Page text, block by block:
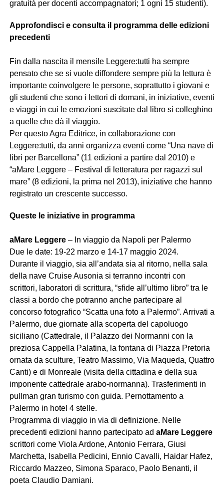
gratuità per docenti accompagnatori; 1 ogni 15 studenti).
Approfondisci e consulta il programma delle edizioni
precedenti
Fin dalla nascita il mensile Leggere:tutti ha sempre
pensato che se si vuole diffondere sempre più la lettura è
importante coinvolgere le persone, soprattutto i giovani e
gli studenti che sono i lettori di domani, in iniziative, eventi
e viaggi in cui le emozioni suscitate dal libro si colleghino
a quelle che dà il viaggio.
Per questo Agra Editrice, in collaborazione con
Leggere:tutti, da anni organizza eventi come “Una nave di
libri per Barcellona” (11 edizioni a partire dal 2010) e
“aMare Leggere – Festival di letteratura per ragazzi sul
mare” (8 edizioni, la prima nel 2013), iniziative che hanno
registrato un crescente successo.
Queste le iniziative in programma
aMare Leggere– In viaggio da Napoli per Palermo
Due le date: 19-22 marzo e 14-17 maggio 2024.
Durante il viaggio, sia all’andata sia al ritorno, nella sala
della nave Cruise Ausonia si terranno incontri con
scrittori, laboratori di scrittura, “sfide all’ultimo libro” tra le
classi a bordo che potranno anche partecipare al
concorso fotografico “Scatta una foto a Palermo”. Arrivati a
Palermo, due giornate alla scoperta del capoluogo
siciliano (Cattedrale, il Palazzo dei Normanni con la
preziosa Cappella Palatina, la fontana di Piazza Pretoria
ornata da sculture, Teatro Massimo, Via Maqueda, Quattro
Canti) e di Monreale (visita della cittadina e della sua
imponente cattedrale arabo-normanna). Trasferimenti in
pullman gran turismo con guida. Pernottamento a
Palermo in hotel 4 stelle.
Programma di viaggio in via di definizione. Nelle
precedenti edizioni hanno partecipato ad aMare Leggere
scrittori come Viola Ardone, Antonio Ferrara, Giusi
Marchetta, Isabella Pedicini, Ennio Cavalli, Haidar Hafez,
Riccardo Mazzeo, Simona Sparaco, Paolo Benanti, il
poeta Claudio Damiani.